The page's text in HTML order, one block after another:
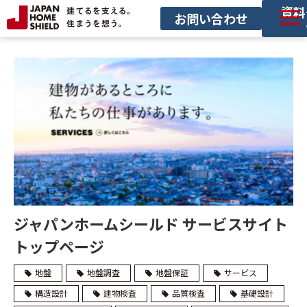
お問い合わせ 資
導入事例
セミナー
お役立ち情報
サービス利用の流れ
ジャパンホームシールド サービスサイト
トップページ
地盤 地盤調査 地盤保証
サービス
構造設計
建物検査 品質検査 基礎設計